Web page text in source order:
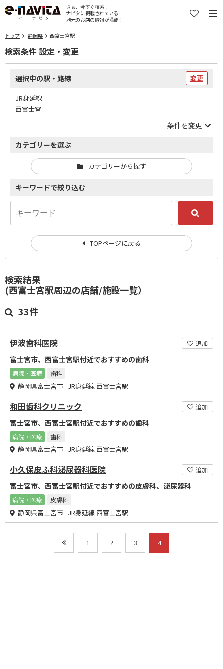
さぁ、今すぐ検索！
ナビタに掲載されている
地元のお店の情報が満載！
トップ 静岡県 西富士宮駅
検索結果
(西富士宮駅周辺の店舗/施設一覧）
33件
伊波歯科医院 追加
富士宮市、西富士宮駅付近でおすすめの歯科
病院・医療 歯科
静岡県富士宮市 JR身延線 西富士宮駅
和田歯科クリニック 追加
富士宮市、西富士宮駅付近でおすすめの歯科
病院・医療 歯科
静岡県富士宮市 JR身延線 西富士宮駅
小久保皮ふ科泌尿器科医院 追加
富士宮市、西富士宮駅付近でおすすめの皮膚科、泌尿器科
病院・医療 皮膚科
静岡県富士宮市 JR身延線 西富士宮駅
1 2 3 4
検索条件 設定・変更
選択中の駅・路線 変更
JR身延線
西富士宮
条件を変更
カテゴリーを選ぶ
カテゴリーから探す
キーワードで絞り込む
TOPページに戻る